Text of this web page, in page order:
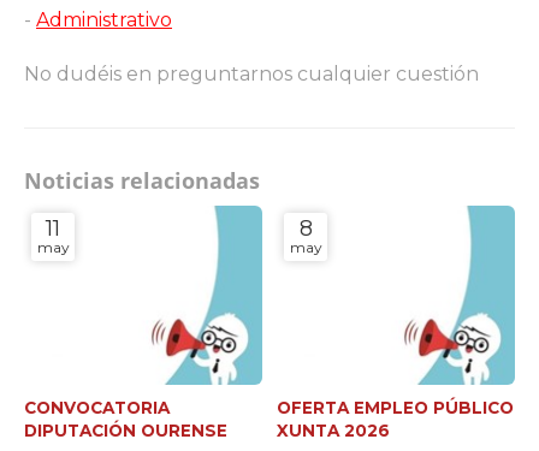
- Administrativo
No dudéis en preguntarnos cualquier cuestión
Noticias relacionadas
11
may
CONVOCATORIA
DIPUTACIÓN OURENSE
8
may
OFERTA EMPLEO PÚBLICO
XUNTA 2026